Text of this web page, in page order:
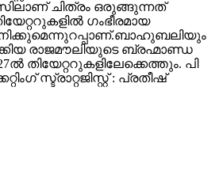
ചിത്രം ഒരുങ്ങുന്നത്
ഗംഭീരമായ
രാജമൗലിയുടെ ബ്രഹ്മാണ്ഡ
തിയേറ്ററുകളിലേക്കെത്തും. പി
സ്ട്രാറ്റജിസ്റ്റ് : പ്രതീഷ്